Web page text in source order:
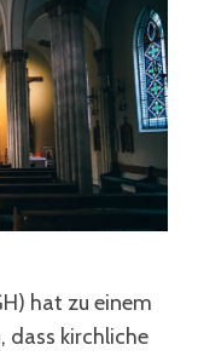
hat zu einem
dass kirchliche